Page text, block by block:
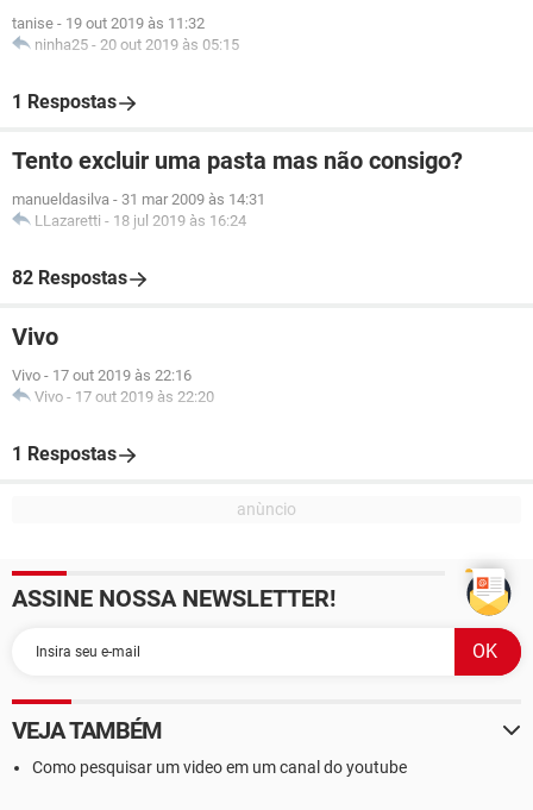
tanise - 19 out 2019 às 11:32
ninha25 - 20 out 2019 às 05:15
1 Respostas
Tento excluir uma pasta mas não consigo?
manueldasilva - 31 mar 2009 às 14:31
LLazaretti - 18 jul 2019 às 16:24
82 Respostas
Vivo
Vivo - 17 out 2019 às 22:16
Vivo - 17 out 2019 às 22:20
1 Respostas
ASSINE NOSSA NEWSLETTER!
VEJA TAMBÉM
Como pesquisar um video em um canal do youtube